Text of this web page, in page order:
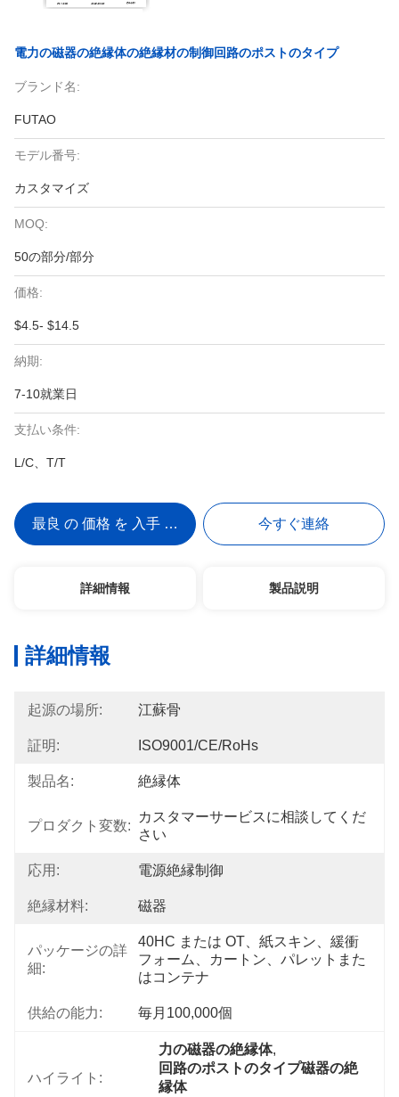
電力の磁器の絶縁体の絶縁材の制御回路のポストのタイプ
ブランド名:
FUTAO
モデル番号:
カスタマイズ
MOQ:
50の部分/部分
価格:
$4.5- $14.5
納期:
7-10就業日
支払い条件:
L/C、T/T
最良 の 価格 を 入手 する 今すぐ連絡
詳細情報 製品説明
詳細情報
起源の場所: 江蘇骨
証明: ISO9001/CE/RoHs
製品名: 絶縁体
プロダクト変数:
カスタマーサービスに相談してくだ
さい
応用: 電源絶縁制御
絶縁材料: 磁器
パッケージの詳
細:
40HC または OT、紙スキン、緩衝
フォーム、カートン、パレットまた
はコンテナ
供給の能力: 毎月100,000個
ハイライト:
力の磁器の絶縁体,
回路のポストのタイプ磁器の絶
縁体